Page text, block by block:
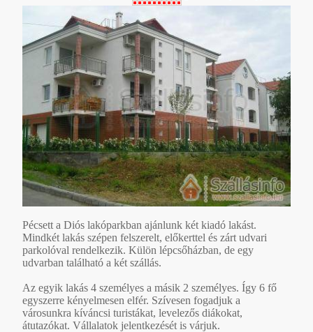
Pécsett a Diós lakóparkban ajánlunk két kiadó lakást.
Mindkét lakás szépen felszerelt, előkerttel és zárt udvari
parkolóval rendelkezik. Külön lépcsőházban, de egy
udvarban található a két szállás.
Az egyik lakás 4 személyes a másik 2 személyes. Így 6 fő
egyszerre kényelmesen elfér. Szívesen fogadjuk a
városunkra kíváncsi turistákat, levelezős diákokat,
átutazókat. Vállalatok jelentkezését is várjuk.